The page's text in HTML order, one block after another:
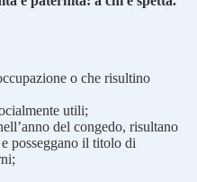
o che risultino
utili;
del congedo, risultano
posseggano il titolo di